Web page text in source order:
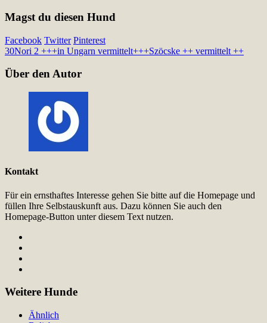
Magst du diesen Hund
Facebook Twitter Pinterest
30Nori 2 +++in Ungarn vermittelt+++Szöcske ++ vermittelt ++
Über den Autor
Kontakt
Für ein ernsthaftes Interesse gehen Sie bitte auf die Homepage und
füllen Ihre Selbstauskunft aus. Dazu können Sie auch den
Homepage-Button unter diesem Text nutzen.
Weitere Hunde
Ähnlich